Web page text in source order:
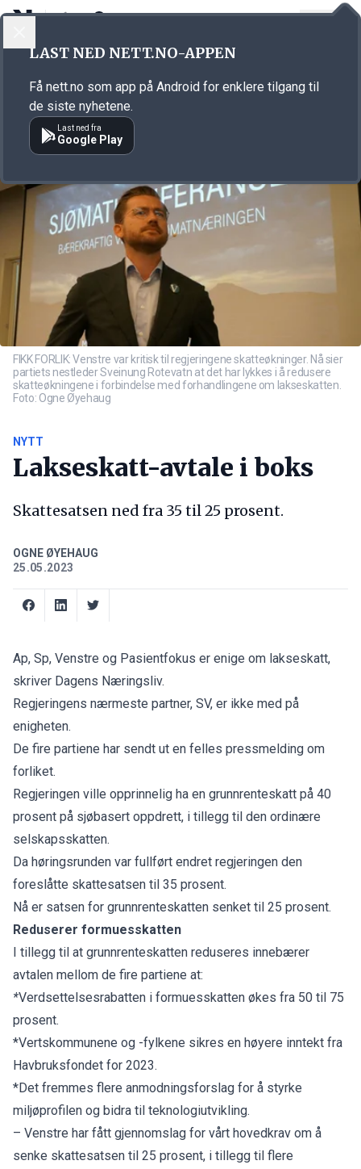
Annonsørinnhold
FIKK FORLIK: Venstre var kritisk til regjeringene skatteøkninger. Nå sier
partiets nestleder Sveinung Rotevatn at det har lykkes i å redusere
skatteøkningene i forbindelse med forhandlingene om lakseskatten.
Foto: Ogne Øyehaug
NYTT
Lakseskatt-avtale i boks
Skattesatsen ned fra 35 til 25 prosent.
OGNE ØYEHAUG
25.05.2023
Ap, Sp, Venstre og Pasientfokus er enige om lakseskatt,
skriver Dagens Næringsliv.
Regjeringens nærmeste partner, SV, er ikke med på
enigheten.
De fire partiene har sendt ut en felles pressmelding om
forliket.
Regjeringen ville opprinnelig ha en grunnrenteskatt på 40
prosent på sjøbasert oppdrett, i tillegg til den ordinære
selskapsskatten.
Da høringsrunden var fullført endret regjeringen den
foreslåtte skattesatsen til 35 prosent.
Nå er satsen for grunnrenteskatten senket til 25 prosent.
Reduserer formuesskatten
I tillegg til at grunnrenteskatten reduseres innebærer
avtalen mellom de fire partiene at:
*Verdsettelsesrabatten i formuesskatten økes fra 50 til 75
prosent.
*Vertskommunene og -fylkene sikres en høyere inntekt fra
Havbruksfondet for 2023.
*Det fremmes flere anmodningsforslag for å styrke
miljøprofilen og bidra til teknologiutvikling.
– Venstre har fått gjennomslag for vårt hovedkrav om å
senke skattesatsen til 25 prosent, i tillegg til flere
LAST NED NETT.NO-APPEN
Få nett.no som app på Android for enklere tilgang til
de siste nyhetene.
Last ned fra
Google Play